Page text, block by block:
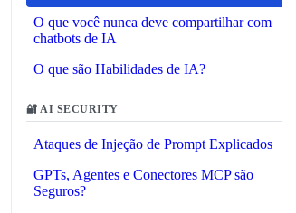
O que você nunca deve compartilhar com
chatbots de IA
O que são Habilidades de IA?
🔐 AI SECURITY
Ataques de Injeção de Prompt Explicados
GPTs, Agentes e Conectores MCP são
Seguros?